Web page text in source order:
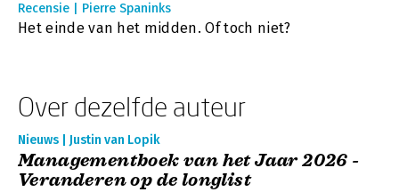
Recensie | Pierre Spaninks
Het einde van het midden. Of toch niet?
Over dezelfde auteur
Nieuws | Justin van Lopik
Managementboek van het Jaar 2026 -
Veranderen op de longlist